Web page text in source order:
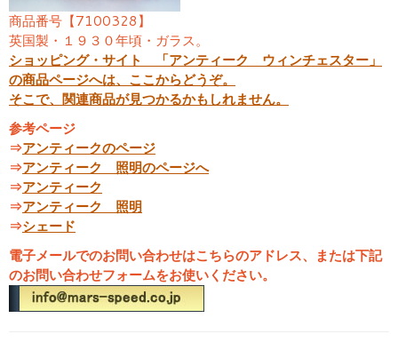
商品番号【7100328】
英国製・１９３０年頃・ガラス。
ショッピング・サイト 「アンティーク ウィンチェスター」
の商品ページへは、ここからどうぞ。
そこで、関連商品が見つかるかもしれません。
参考ページ
⇒アンティークのページ
⇒アンティーク 照明のページへ
⇒アンティーク
⇒アンティーク 照明
⇒シェード
電子メールでのお問い合わせはこちらのアドレス、または下記
のお問い合わせフォームをお使いください。